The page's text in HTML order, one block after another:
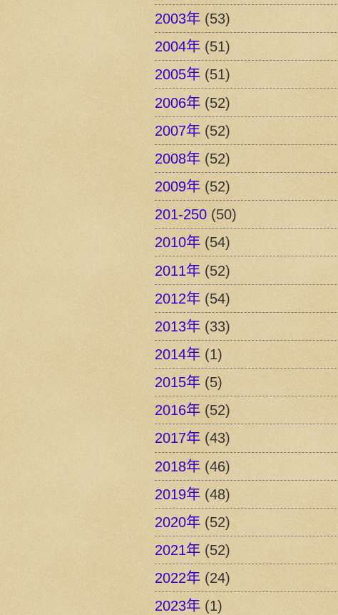
2003年 (53)
2004年 (51)
2005年 (51)
2006年 (52)
2007年 (52)
2008年 (52)
2009年 (52)
201-250 (50)
2010年 (54)
2011年 (52)
2012年 (54)
2013年 (33)
2014年 (1)
2015年 (5)
2016年 (52)
2017年 (43)
2018年 (46)
2019年 (48)
2020年 (52)
2021年 (52)
2022年 (24)
2023年 (1)